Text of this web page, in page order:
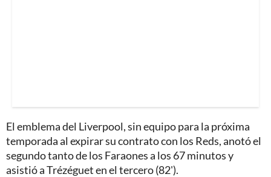
El emblema del Liverpool, sin equipo para la próxima
temporada al expirar su contrato con los Reds, anotó el
segundo tanto de los Faraones a los 67 minutos y
asistió a Trézéguet en el tercero (82').